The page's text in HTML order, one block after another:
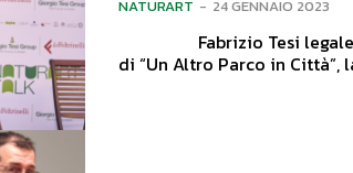
NATURART - 24 GENNAIO 2023
di “Un Altro Parco in Città”,